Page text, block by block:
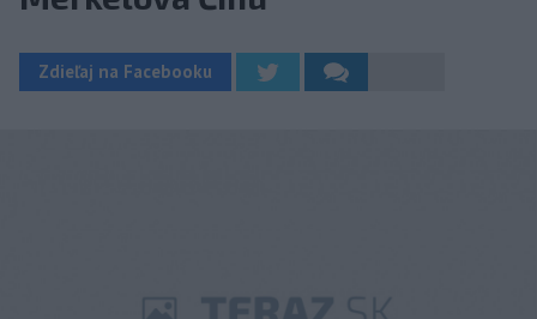
Zdieľaj na Facebooku